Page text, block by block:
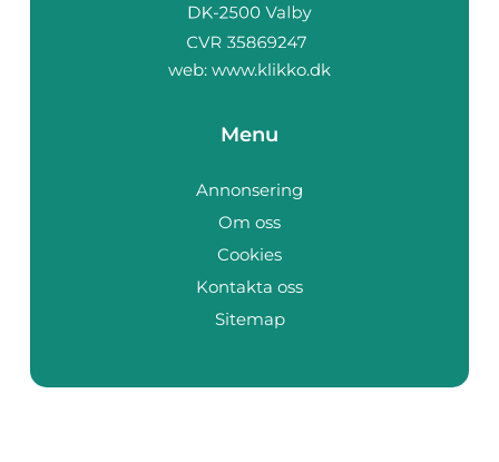
web: www.klikko.dk
Menu
Annonsering
Om oss
Cookies
Kontakta oss
Sitemap